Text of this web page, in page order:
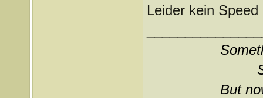
Leider kein Speed
But